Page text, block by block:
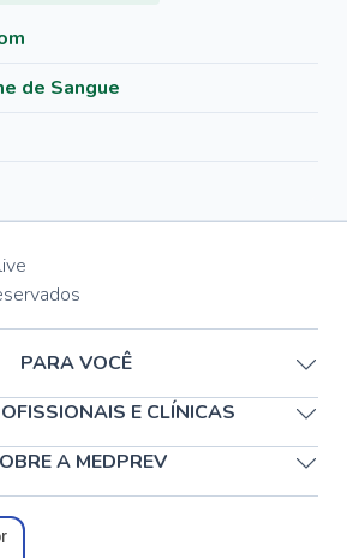
de Sangue
live
PARA VOCÊ
E CLÍNICAS
A MEDPREV